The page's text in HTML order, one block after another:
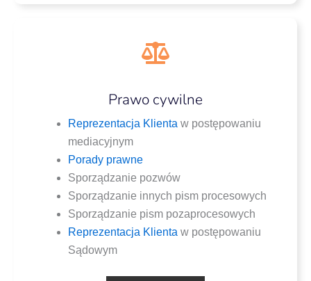
Prawo cywilne
Repre­zen­ta­cja Klien­ta w postę­po­wa­niu
mediacyjnym
Pora­dy prawne
Spo­rzą­dza­nie pozwów
Spo­rzą­dza­nie innych pism procesowych
Spo­rzą­dza­nie pism pozaprocesowych
Repre­zen­ta­cja Klien­ta w postę­po­wa­niu
Sądowym